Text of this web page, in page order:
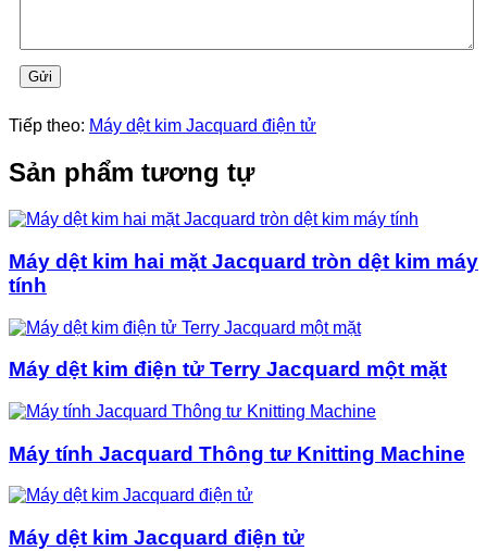
Gửi
Tiếp theo: Máy dệt kim Jacquard điện tử
Sản phẩm tương tự
Máy dệt kim hai mặt Jacquard tròn dệt kim máy
tính
Máy dệt kim điện tử Terry Jacquard một mặt
Máy tính Jacquard Thông tư Knitting Machine
Máy dệt kim Jacquard điện tử